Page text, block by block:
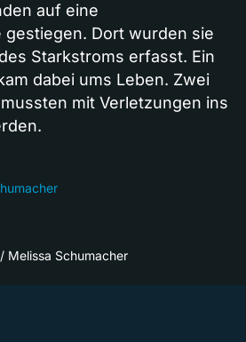
auf eine
gestiegen. Dort wurden sie
Starkstroms erfasst. Ein
dabei ums Leben. Zwei
mit Verletzungen ins
Melissa Schumacher